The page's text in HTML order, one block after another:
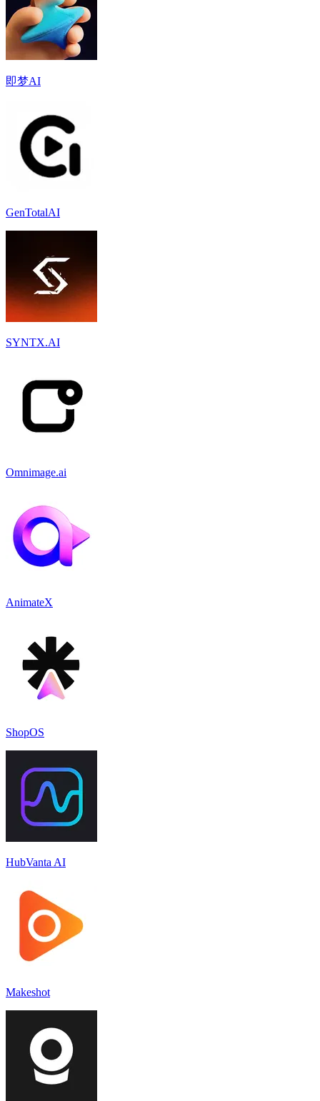
即梦AI
GenTotalAI
SYNTX.AI
Omnimage.ai
AnimateX
ShopOS
HubVanta AI
Makeshot